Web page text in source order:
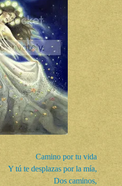
Camino por tu vida
Y tú te desplazas por la mía,
Dos caminos,